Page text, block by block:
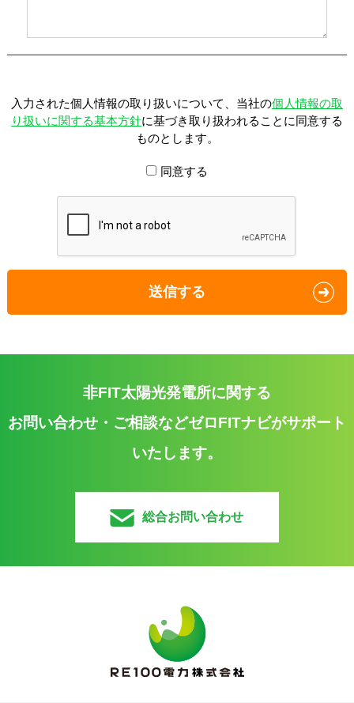
入力された個人情報の取り扱いについて、当社の個人情報の取
り扱いに関する基本方針に基づき取り扱われることに同意する
ものとします。
同意する
非FIT太陽光発電所に関する
お問い合わせ・ご相談などゼロFITナビがサポート
いたします。
総合お問い合わせ